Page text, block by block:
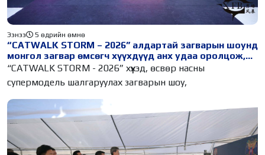
“CATWALK STORM – 2026” алдартай загварын шоунд
монгол загвар өмсөгч хүүхдүүд анх удаа оролцож,
өндөр амжилт гаргалаа
Ээнээ 5 өдрийн өмнө
“CATWALK STORM - 2026” хүүхэд, өсвөр насны
супермодель шалгаруулах загварын шоу,